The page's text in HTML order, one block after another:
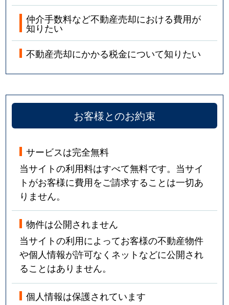
仲介手数料など不動産売却における費用が
知りたい
不動産売却にかかる税金について知りたい
お客様とのお約束
サービスは完全無料
当サイトの利用料はすべて無料です。当サイ
トがお客様に費用をご請求することは一切あ
りません。
物件は公開されません
当サイトの利用によってお客様の不動産物件
や個人情報が許可なくネットなどに公開され
ることはありません。
個人情報は保護されています